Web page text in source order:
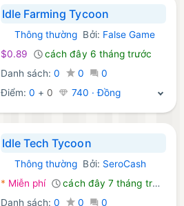
Idle Farming Tycoon
Android Trò chơi:
Thông thường Bởi: False Game
$0.89
cách đây 6 tháng trước
Danh sách:0 0
0
Điểm: 0 + 0 740 · Đồng
Idle Tech Tycoon
Android Trò chơi:
Thông thường Bởi: SeroCash
* Miễn phí
cách đây 7 tháng trước
Danh sách:0 0
0